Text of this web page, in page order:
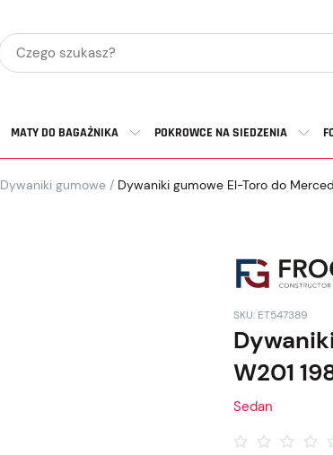
MATY DO BAGAŻNIKA POKROWCE NA SIEDZENIA
Dywaniki gumowe / Dywaniki gumowe El-Toro do
SKU: ET547389
W201
Sedan